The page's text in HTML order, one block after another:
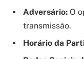
Adversário: O
transmissão.
Horário da